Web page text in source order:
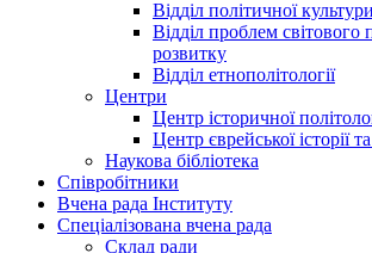
Відділ політичної
Відділ проблем світового
розвитку
Відділ етнополітології
Центри
Центр історичної
Центр єврейської історії
Наукова бібліотека
Співробітники
Вчена рада Інституту
Спеціалізована вчена рада
Склад ради